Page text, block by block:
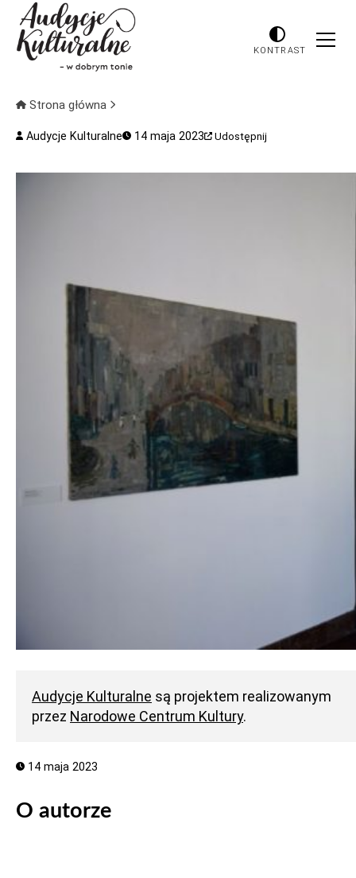
KONTRAST
Strona główna
Audycje Kulturalne 14 maja 2023 Udostępnij
Audycje Kulturalne są projektem realizowanym
przez Narodowe Centrum Kultury.
14 maja 2023
O autorze